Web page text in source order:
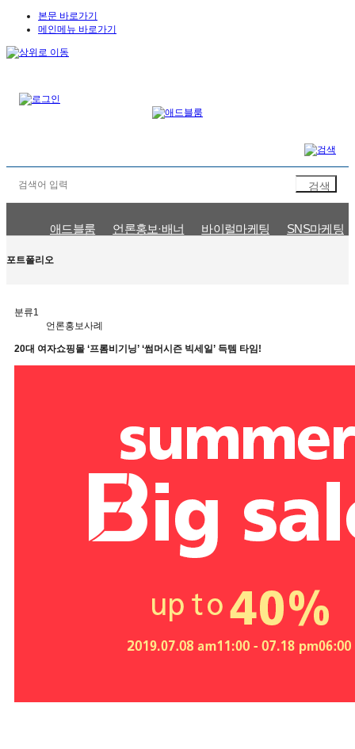
본문 바로가기
메인메뉴 바로가기
애드블룸 언론홍보·배너 바이럴마케팅 SNS마케팅
언론홍보사례
포트폴리오
분류1
언론홍보사례
20대 여자쇼핑몰 ‘프롬비기닝’ ‘썸머시즌 빅세일’ 득템 타임!